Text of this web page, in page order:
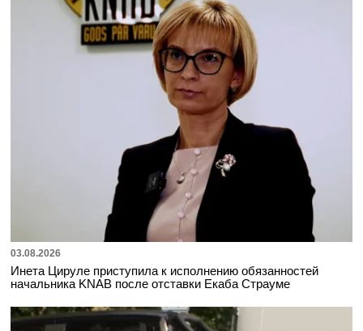
03.08.2026
Инета Цируле приступила к исполнению обязанностей
начальника KNAB после отставки Екаба Страуме